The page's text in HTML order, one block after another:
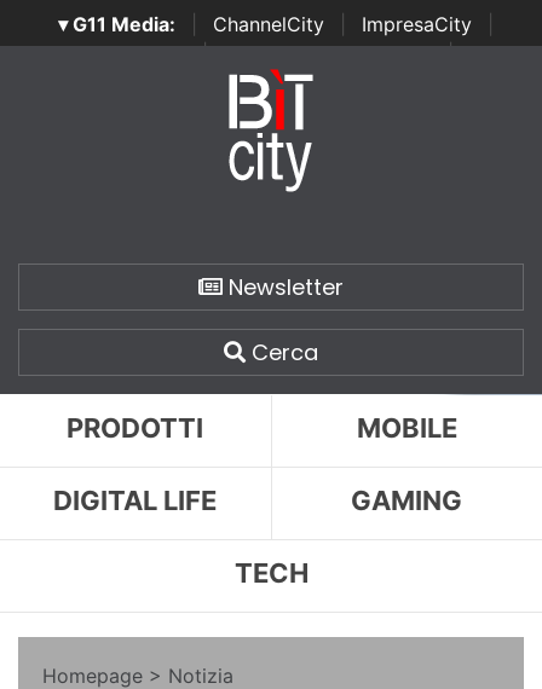
▾ G11 Media: ChannelCity ImpresaCity
SecurityOpenLab | Italian Channel Awards | Italian
Italian Security Awards
Newsletter
Cerca
PRODOTTI MOBILE
DIGITAL LIFE GAMING
TECH
Homepage > Notizia